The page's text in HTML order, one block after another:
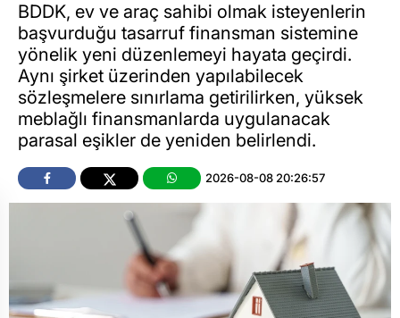
BDDK, ev ve araç sahibi olmak isteyenlerin
başvurduğu tasarruf finansman sistemine
yönelik yeni düzenlemeyi hayata geçirdi.
Aynı şirket üzerinden yapılabilecek
sözleşmelere sınırlama getirilirken, yüksek
meblağlı finansmanlarda uygulanacak
parasal eşikler de yeniden belirlendi.
2026-08-08 20:26:57